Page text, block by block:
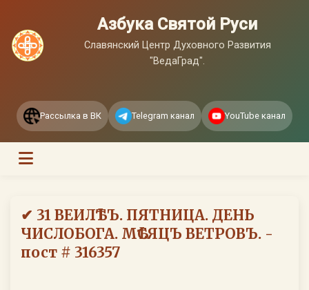
Азбука Святой Руси
Славянский Центр Духовного Развития
"ВедаГрад".
Рассылка в ВК Telegram канал YouTube канал
✔ 31 ВЕИЛѢТЪ. ПЯТНИЦА. ДЕНЬ
ЧИСЛОБОГА. МѢСЯЦЪ ВЕТРОВЪ. -
пост # 316357